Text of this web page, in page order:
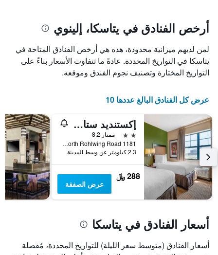
المخطط
1
Y
الذي
يعرض
متوسط
غرفة
في
عطلة
نهاية
هذا
الأسبوع
خلال
آخر
3
أيام
محور
الذي
يعرض
عدد
الأيام
الإقامة
يتضمن
المخطط
التالي
1
محور
Y
الذي
يعرض
متوسط
سعر
غرفة
أرخص الفنادق في يتاسكا، إلينوي
لمن لديهم ميزانية محدودة، هذه هي أرخص الفنادق المتاحة في
يتاسكا في التواريخ المحددة. عادةً ما تتفاوت الأسعار بناءً على
التواريخ المختارة وتصنيف نجوم الفندق وموقعه.
عرض كل الفنادق البالغ عددها 10
إكستنديد ستاي أمريكا سويتس - شيكاجو - إتاسكا
2 نجمتين
ممتاز 8.2
1181 North Rohlwing Road, يتاسكا, IL, الولايات المتحدة الأميريكية
2.3 كيلومتر عن وسط المدينة
288 ﷼
عرض الصفقة
أسعار الفنادق في يتاسكا
أسعار الفنادق (متوسط سعر الليلة) للتواريخ المحددة، مُفصلة